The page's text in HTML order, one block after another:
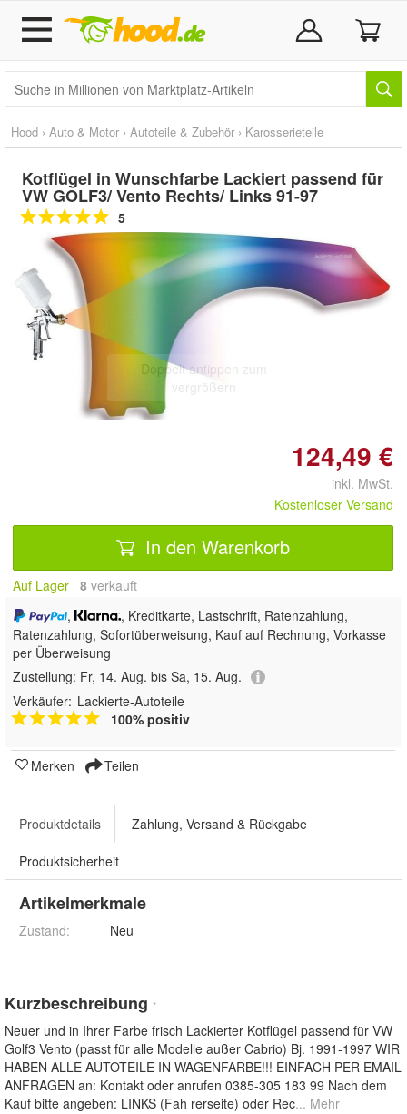
Hood › Auto & Motor › Autoteile & Zubehör › Karosserieteile
Kotflügel in Wunschfarbe Lackiert passend für
VW GOLF3/ Vento Rechts/ Links 91-97
5
Doppelt antippen zum
vergrößern
124,49 €
inkl. MwSt.
Kostenloser Versand
In den Warenkorb
Auf Lager 8 verkauft
,
, Kreditkarte, Lastschrift, Ratenzahlung,
Ratenzahlung, Sofortüberweisung, Kauf auf Rechnung, Vorkasse
per Überweisung
Zustellung: Fr, 14. Aug. bis Sa, 15. Aug.
Verkäufer: Lackierte-Autoteile
100% positiv
Merken Teilen
Produktdetails Zahlung, Versand & Rückgabe
Produktsicherheit
Artikelmerkmale
Zustand: Neu
Kurzbeschreibung *
Neuer und in Ihrer Farbe frisch Lackierter Kotflügel passend für VW
Golf3 Vento (passt für alle Modelle außer Cabrio) Bj. 1991-1997 WIR
HABEN ALLE AUTOTEILE IN WAGENFARBE!!! EINFACH PER EMAIL
ANFRAGEN an: Kontakt oder anrufen 0385-305 183 99 Nach dem
Kauf bitte angeben: LINKS (Fah rerseite) oder Rec... Mehr